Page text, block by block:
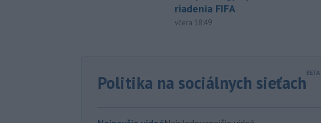
riadenia FIFA
včera 18:49
Politika na sociálnych sieťach